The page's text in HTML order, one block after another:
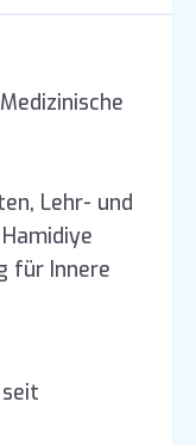
Lehr- und
für Innere